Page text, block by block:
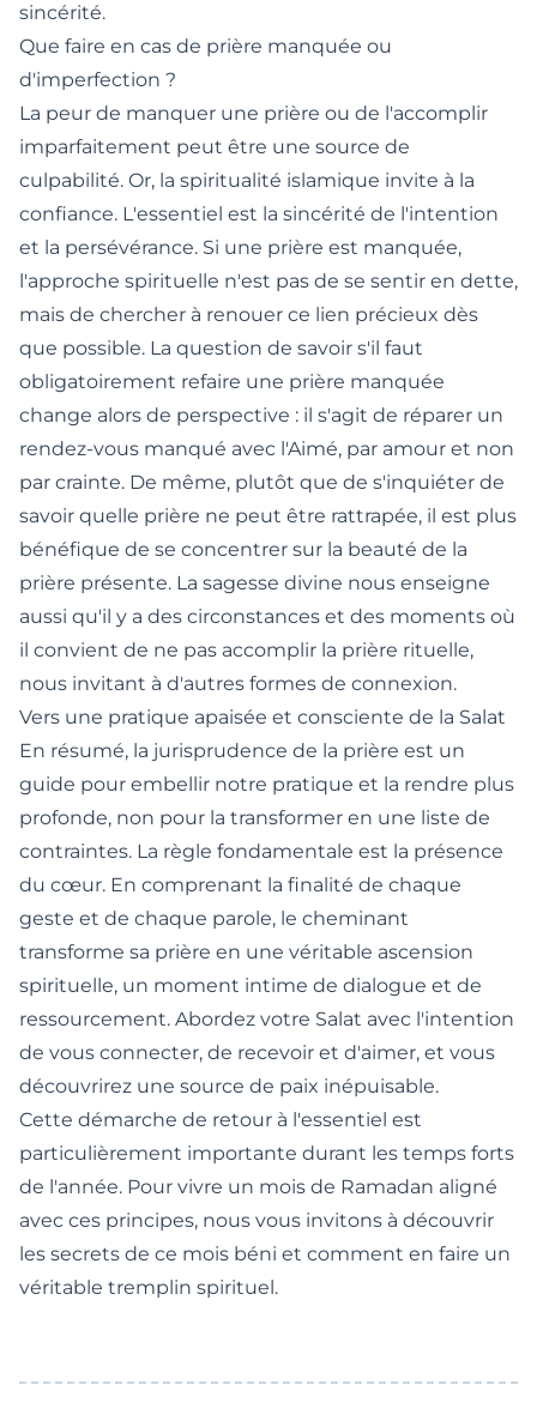
sincérité.
Que faire en cas de prière manquée ou
d'imperfection ?
La peur de manquer une prière ou de l'accomplir
imparfaitement peut être une source de
culpabilité. Or, la spiritualité islamique invite à la
confiance. L'essentiel est la sincérité de l'intention
et la persévérance. Si une prière est manquée,
l'approche spirituelle n'est pas de se sentir en dette,
mais de chercher à renouer ce lien précieux dès
que possible. La question de savoir s'il faut
obligatoirement refaire une prière manquée
change alors de perspective : il s'agit de réparer un
rendez-vous manqué avec l'Aimé, par amour et non
par crainte. De même, plutôt que de s'inquiéter de
savoir quelle prière ne peut être rattrapée, il est plus
bénéfique de se concentrer sur la beauté de la
prière présente. La sagesse divine nous enseigne
aussi qu'il y a des circonstances et des moments où
il convient de ne pas accomplir la prière rituelle,
nous invitant à d'autres formes de connexion.
Vers une pratique apaisée et consciente de la Salat
En résumé, la jurisprudence de la prière est un
guide pour embellir notre pratique et la rendre plus
profonde, non pour la transformer en une liste de
contraintes. La règle fondamentale est la présence
du cœur. En comprenant la finalité de chaque
geste et de chaque parole, le cheminant
transforme sa prière en une véritable ascension
spirituelle, un moment intime de dialogue et de
ressourcement. Abordez votre Salat avec l'intention
de vous connecter, de recevoir et d'aimer, et vous
découvrirez une source de paix inépuisable.
Cette démarche de retour à l'essentiel est
particulièrement importante durant les temps forts
de l'année. Pour vivre un mois de Ramadan aligné
avec ces principes, nous vous invitons à découvrir
les secrets de ce mois béni et comment en faire un
véritable tremplin spirituel.